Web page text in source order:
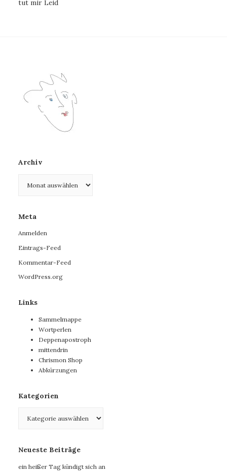
tut mir Leid
Archiv
Meta
Anmelden
Eintrags-Feed
Kommentar-Feed
WordPress.org
Links
Sammelmappe
Wortperlen
Deppenapostroph
mittendrin
Chrismon Shop
Abkürzungen
Kategorien
Neueste Beiträge
ein heißer Tag kündigt sich an